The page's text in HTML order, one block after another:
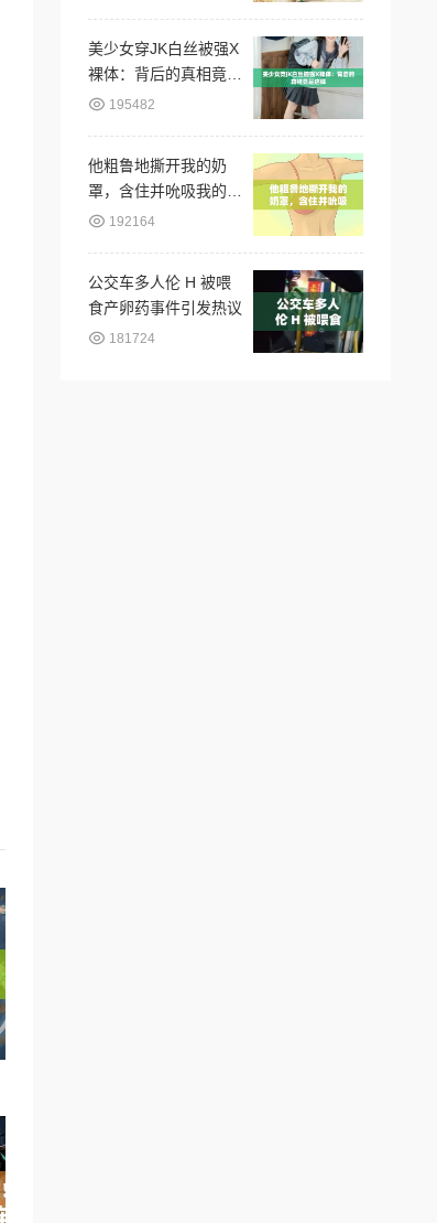
美少女穿JK白丝被强X
裸体：背后的真相竟是
这样195482
他粗鲁地撕开我的奶
罩，含住并吮吸我的乳
头 192164
公交车多人伦 H 被喂
食产卵药事件引发热议
181724